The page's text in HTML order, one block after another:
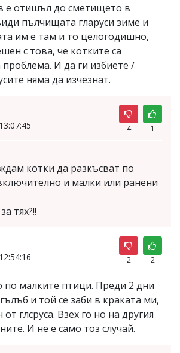
е отишъл до сметището в
пълчищата гларуси зиме и
им е там и то целогодишно,
с това, че котките са
И да ги избиете /
няма да изчезнат.
4 1
котки да разкъсват по
и малки или ранени
тях?!!
2 2
по малките птици. Преди 2 дни
и той се заби в краката ми,
глсруса. Взех го но на другия
И не е само тоз случай.